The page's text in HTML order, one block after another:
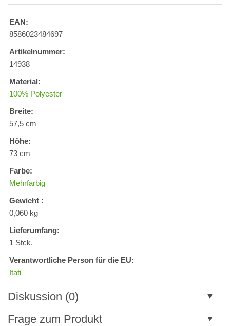
EAN:
8586023484697
Artikelnummer:
14938
Material:
100% Polyester
Breite:
57,5 cm
Höhe:
73 cm
Farbe:
Mehrfarbig
Gewicht :
0,060 kg
Lieferumfang:
1 Stck.
Verantwortliche Person für die EU:
Itati
Diskussion (0)
Neuer Kommentar
Frage zum Produkt